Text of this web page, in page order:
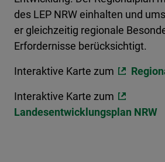
des LEP NRW einhalten und
er gleichzeitig regionale
Erfordernisse berücksichtigt.
Interaktive Karte zum
Interaktive Karte zum
Landesentwicklungsplan NRW